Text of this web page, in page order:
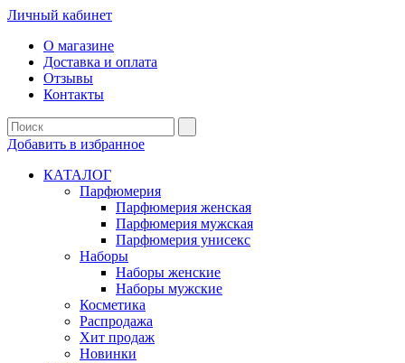
Личный кабинет
О магазине
Доставка и оплата
Отзывы
Контакты
Добавить в избранное
КАТАЛОГ
Парфюмерия
Парфюмерия женская
Парфюмерия мужская
Парфюмерия унисекс
Наборы
Наборы женские
Наборы мужские
Косметика
Распродажа
Хит продаж
Новинки